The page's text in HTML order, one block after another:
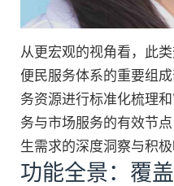
从更宏观的视角看，此
便民服务体系的重要组
务资源进行标准化梳理
务与市场服务的有效节
生需求的深度洞察与积极
功能全景：覆